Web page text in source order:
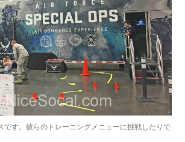
です。彼らのトレーニングメニューに挑戦したりで